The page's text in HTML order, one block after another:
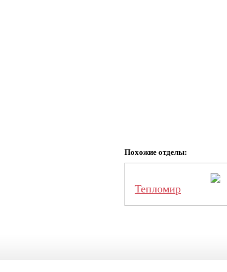
Похожие отделы:
Тепломир